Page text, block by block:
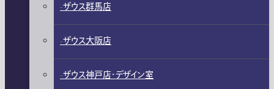
ザウス群馬店
ザウス大阪店
ザウス神戸店・デザイン室